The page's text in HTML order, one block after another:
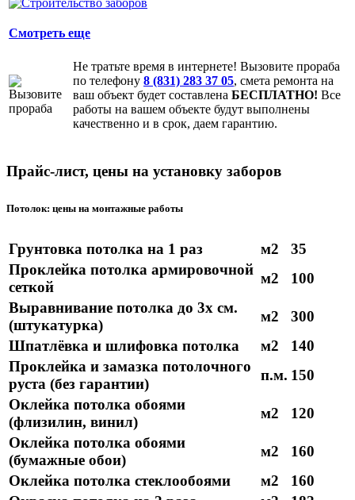
Смотреть еще
Не тратьте время в интернете! Вызовите прораба
по телефону 8 (831) 283 37 05, смета ремонта на
ваш объект будет составлена БЕСПЛАТНО! Все
работы на вашем объекте будут выполнены
качественно и в срок, даем гарантию.
Прайс-лист, цены на установку заборов
Потолок: цены на монтажные работы
Грунтовка потолка на 1 раз м2
35
Проклейка потолка армировочной
сеткой
м2
100
Выравнивание потолка до 3х см.
(штукатурка)
м2
300
Шпатлёвка и шлифовка потолка
м2
140
Проклейка и замазка потолочного
руста (без гарантии)
п.м. 150
Оклейка потолка обоями
(флизилин, винил)
м2
120
Оклейка потолка обоями
(бумажные обои)
м2
160
Оклейка потолка стеклообоями
м2
160